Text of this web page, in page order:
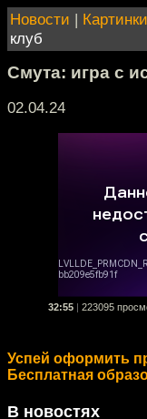
Новости | Картинки
клуб
Смута: игра с
02.04.24
32:55 223095
Успей оформить
Бесплатная
В новостях